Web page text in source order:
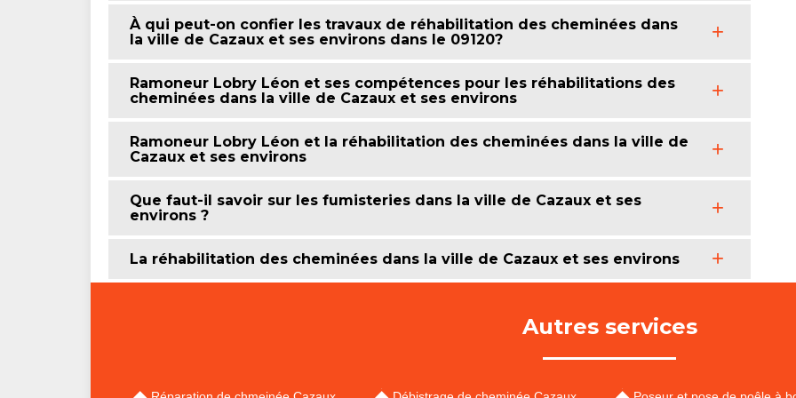
À qui peut-on confier les travaux de réhabilitation des cheminées dans
la ville de Cazaux et ses environs dans le 09120?
Ramoneur Lobry Léon et ses compétences pour les réhabilitations des
cheminées dans la ville de Cazaux et ses environs
Ramoneur Lobry Léon et la réhabilitation des cheminées dans la ville de
Cazaux et ses environs
Que faut-il savoir sur les fumisteries dans la ville de Cazaux et ses
environs ?
La réhabilitation des cheminées dans la ville de Cazaux et ses environs
Autres services